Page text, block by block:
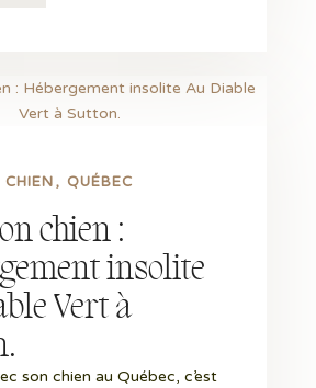
chien :
insolite
Vert à
QUÉBEC
son chien au Québec, c’est